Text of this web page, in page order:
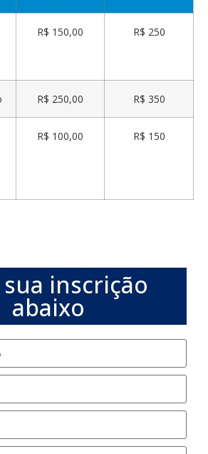
R$ 150,00 R$ 250
R$ 250,00 R$ 350
R$ 100,00 R$ 150
sua inscrição
abaixo